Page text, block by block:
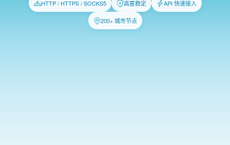
HTTP / HTTPS / SOCKS5 高匿稳定 API 快速接入
200+ 城市节点